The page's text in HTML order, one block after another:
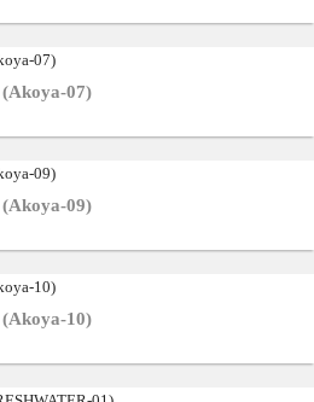
07)
09)
10)